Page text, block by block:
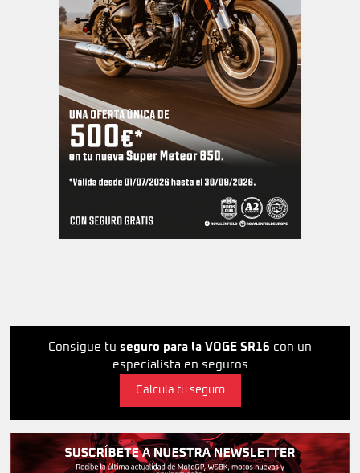
Consigue tu seguro para la VOGE SR16 con un
especialista en seguros
Calcula tu seguro